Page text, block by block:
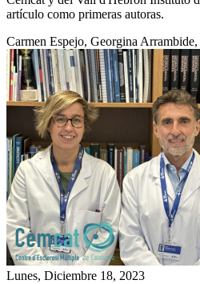
artículo como primeras autoras.
Carmen Espejo, Georgina
Lunes, Diciembre 18, 2023